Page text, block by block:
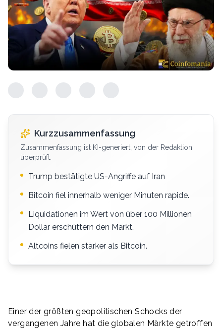
Kurzzusammenfassung
Zusammenfassung ist KI-generiert, von der Redaktion
überprüft.
Trump bestätigte US-Angriffe auf Iran
Bitcoin fiel innerhalb weniger Minuten rapide.
Liquidationen im Wert von über 100 Millionen
Dollar erschüttern den Markt.
Altcoins fielen stärker als Bitcoin.
Einer der größten geopolitischen Schocks der
vergangenen Jahre hat die globalen Märkte getroffen